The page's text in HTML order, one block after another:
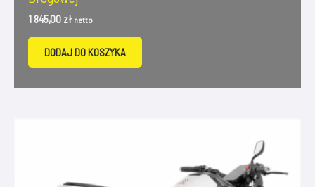
1 845,00 zł netto
DODAJ DO KOSZYKA